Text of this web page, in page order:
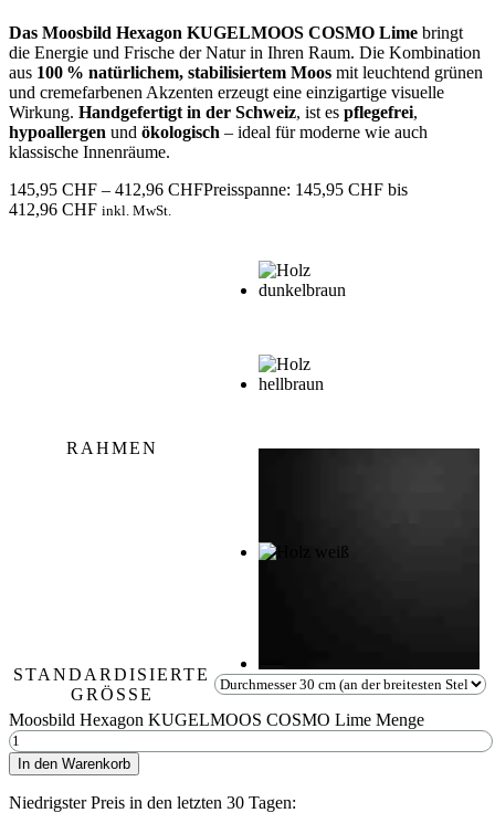
Das Moosbild Hexagon KUGELMOOS COSMO Lime bringt
die Energie und Frische der Natur in Ihren Raum. Die Kombination
aus 100 % natürlichem, stabilisiertem Moos mit leuchtend grünen
und cremefarbenen Akzenten erzeugt eine einzigartige visuelle
Wirkung. Handgefertigt in der Schweiz, ist es pflegefrei,
hypoallergen und ökologisch – ideal für moderne wie auch
klassische Innenräume.
145,95 CHF – 412,96 CHFPreisspanne: 145,95 CHF bis
412,96 CHF inkl. MwSt.
RAHMEN
STANDARDISIERTE
GRÖSSE
Moosbild Hexagon KUGELMOOS COSMO Lime Menge
In den Warenkorb
Niedrigster Preis in den letzten 30 Tagen: